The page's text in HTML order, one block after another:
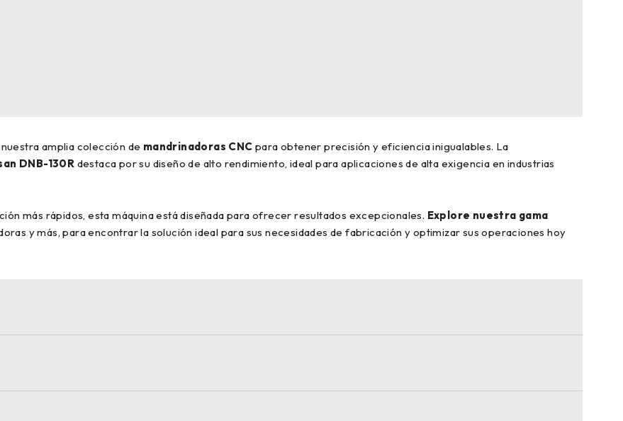
amplia colección de mandrinadoras CNC para obtener precisión y eficiencia inigualables. La
DNB-130R destaca por su diseño de alto rendimiento, ideal para aplicaciones de alta exigencia en industrias
más rápidos, esta máquina está diseñada para ofrecer resultados excepcionales. Explore nuestra gama
y más, para encontrar la solución ideal para sus necesidades de fabricación y optimizar sus operaciones hoy